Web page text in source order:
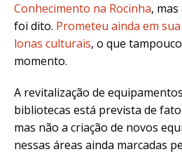
Conhecimento na Rocinha,
foi dito. Prometeu ainda em
lonas culturais, o que
momento.
A revitalização de
bibliotecas está prevista de
mas não a criação de novos
nessas áreas ainda marcadas